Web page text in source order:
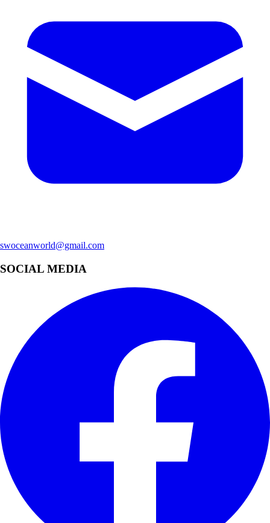
swoceanworld@gmail.com
SOCIAL MEDIA